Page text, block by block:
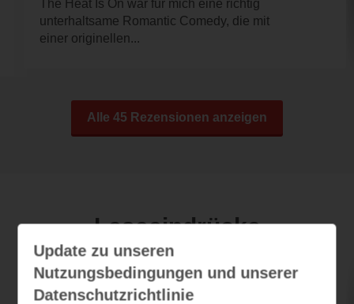
The Heat Is On war für mich eine richtig
unterhaltsame Romantic Comedy, die mit
einer originellen...
Alle 45 Rezensionen anzeigen
Leseeindrücke
The Secret Identity of a Broken Girl
Update zu unseren
Nutzungsbedingungen und unserer
Datenschutzrichtlinie